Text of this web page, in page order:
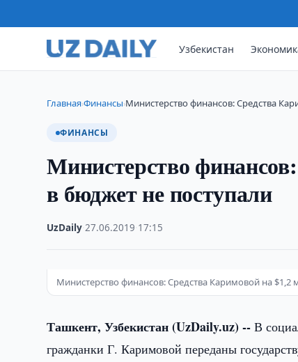
Узбекистан
Главная›Финансы›Министерство финансов: Средства
ФИНАНСЫ
Министерство
в бюджет не поступали
UzDaily ·27.06.2019 17:15
Министерство финансов: Средства Каримовой на
Ташкент, Узбекистан (UzDaily.uz) --В
гражданки Г. Каримовой переданы